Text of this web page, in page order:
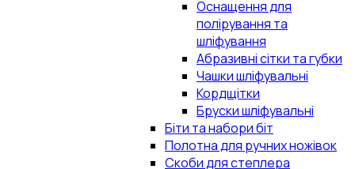
Оснащення для
полірування та
шліфування
Абразивні сітки та губки
Чашки шліфувальні
Кордщітки
Бруски шліфувальні
Біти та набори біт
Полотна для ручних ножівок
Скоби для степлера